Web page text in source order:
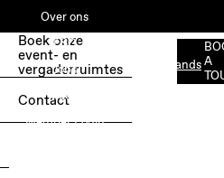
Over ons
ESG
Jobs
Media
Member Login
Nederlands
Boek onze
event- en
vergaderruimtes
Contact
A